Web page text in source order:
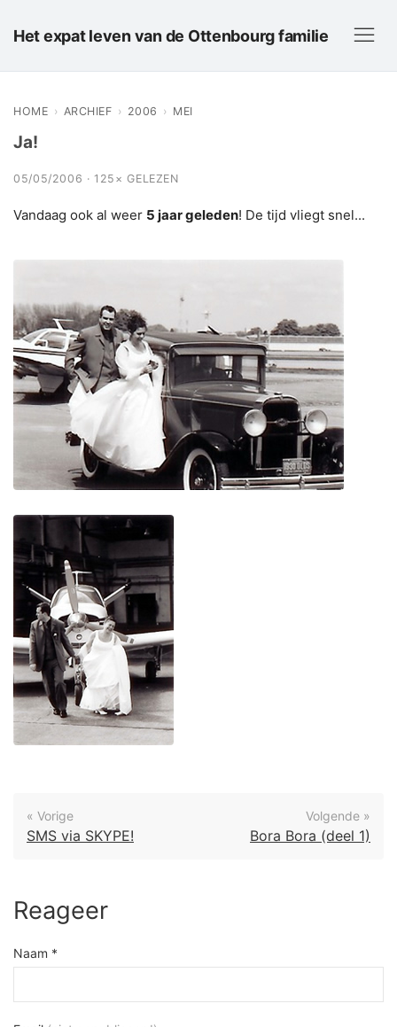
Het expat leven van de Ottenbourg familie
HOME › ARCHIEF › 2006 › MEI
Ja!
05/05/2006 · 125× GELEZEN
Vandaag ook al weer 5 jaar geleden! De tijd vliegt snel...
« Vorige
SMS via SKYPE!
Volgende »
Bora Bora (deel 1)
Reageer
Naam *